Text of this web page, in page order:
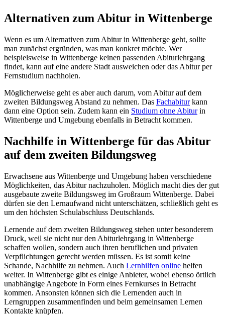
Alternativen zum Abitur in Wittenberge
Wenn es um Alternativen zum Abitur in Wittenberge geht, sollte
man zunächst ergründen, was man konkret möchte. Wer
beispielsweise in Wittenberge keinen passenden Abiturlehrgang
findet, kann auf eine andere Stadt ausweichen oder das Abitur per
Fernstudium nachholen.
Möglicherweise geht es aber auch darum, vom Abitur auf dem
zweiten Bildungsweg Abstand zu nehmen. Das Fachabiturkann
dann eine Option sein. Zudem kann ein Studium ohne Abiturin
Wittenberge und Umgebung ebenfalls in Betracht kommen.
Nachhilfe in Wittenberge für das Abitur
auf dem zweiten Bildungsweg
Erwachsene aus Wittenberge und Umgebung haben verschiedene
Möglichkeiten, das Abitur nachzuholen. Möglich macht dies der gut
ausgebaute zweite Bildungsweg im Großraum Wittenberge. Dabei
dürfen sie den Lernaufwand nicht unterschätzen, schließlich geht es
um den höchsten Schulabschluss Deutschlands.
Lernende auf dem zweiten Bildungsweg stehen unter besonderem
Druck, weil sie nicht nur den Abiturlehrgang in Wittenberge
schaffen wollen, sondern auch ihren beruflichen und privaten
Verpflichtungen gerecht werden müssen. Es ist somit keine
Schande, Nachhilfe zu nehmen. Auch Lernhilfen online helfen
weiter. In Wittenberge gibt es einige Anbieter, wobei ebenso örtlich
unabhängige Angebote in Form eines Fernkurses in Betracht
kommen. Ansonsten können sich die Lernenden auch in
Lerngruppen zusammenfinden und beim gemeinsamen Lernen
Kontakte knüpfen.